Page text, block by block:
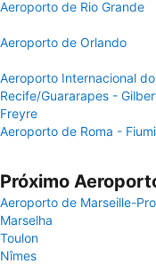
Aeroporto de Rio Grande
Aeroporto de Orlando
Aeroporto Internacional do
Recife/Guararapes -
Freyre
Aeroporto de Roma -
Próximo
Aeroporto de Marseille-
Marselha
Toulon
Nîmes